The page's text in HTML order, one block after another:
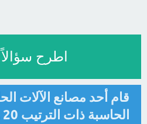
اطرح سؤالاً
قام أحد مصانع الآلات